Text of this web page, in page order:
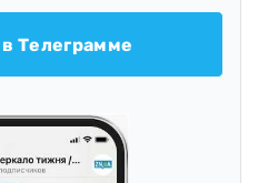
Телеграмме